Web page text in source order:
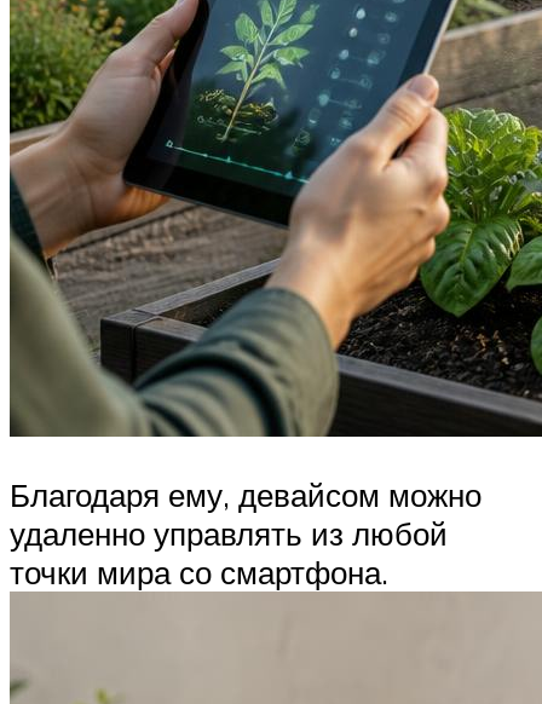
Благодаря ему, девайсом можно
удаленно управлять из любой
точки мира со смартфона.